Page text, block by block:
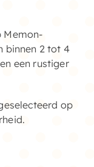
Memon-
binnen 2 tot 4
een rustiger
op